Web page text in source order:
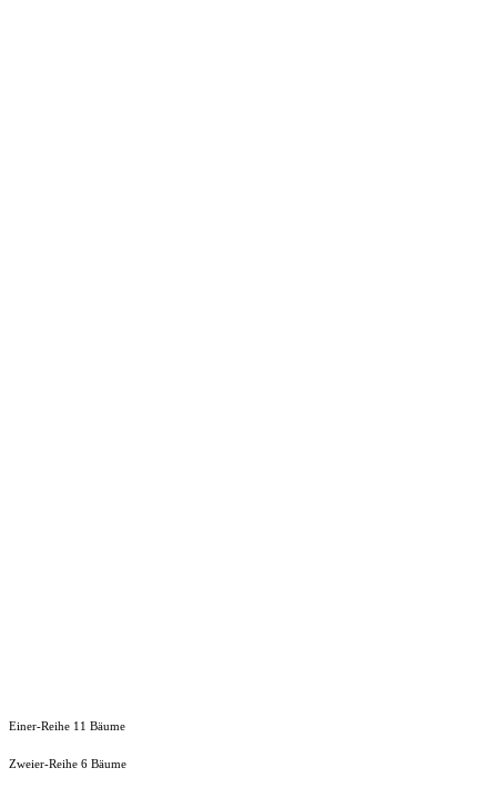
Einer-Reihe 11 Bäume
Zweier-Reihe 6 Bäume